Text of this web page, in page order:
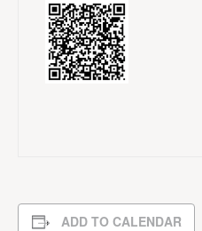
ADD TO CALENDAR